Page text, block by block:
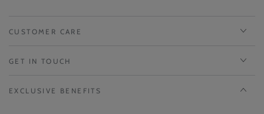
CUSTOMER CARE
GET IN TOUCH
EXCLUSIVE BENEFITS